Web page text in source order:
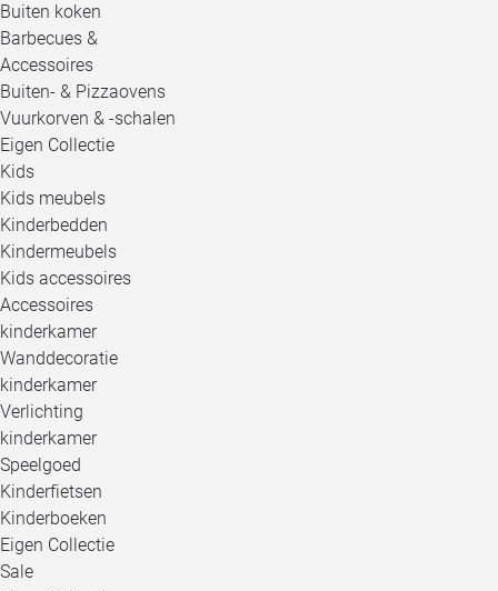
Buiten koken
Barbecues &
Accessoires
Buiten- & Pizzaovens
Vuurkorven & -schalen
Eigen Collectie
Kids
Kids meubels
Kinderbedden
Kindermeubels
Kids accessoires
Accessoires
kinderkamer
Wanddecoratie
kinderkamer
Verlichting
kinderkamer
Speelgoed
Kinderfietsen
Kinderboeken
Eigen Collectie
Sale